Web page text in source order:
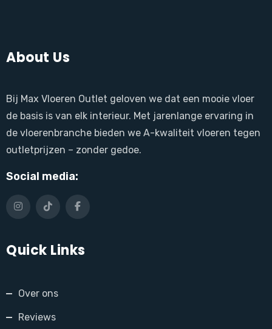
About Us
Bij Max Vloeren Outlet geloven we dat een mooie vloer
de basis is van elk interieur. Met jarenlange ervaring in
de vloerenbranche bieden we A-kwaliteit vloeren tegen
outletprijzen – zonder gedoe.
Social media:
Quick Links
Over ons
Reviews